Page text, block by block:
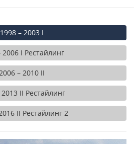
1998 – 2003 I
2006 I Рестайлинг
– 2010 II
II Рестайлинг
II Рестайлинг 2